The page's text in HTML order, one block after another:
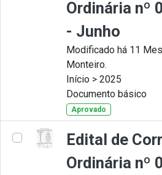
Ordinária nº
- Junho
Modificado há 11
Monteiro.
Início > 2025
Documento básico
Aprovado
Edital de
Ordinária nº